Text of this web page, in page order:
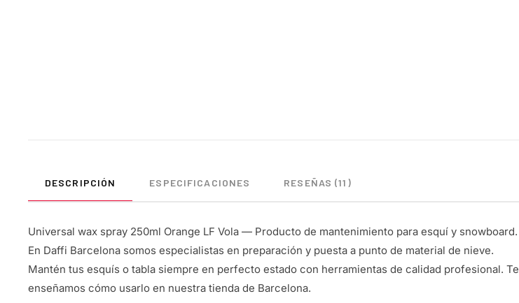
DESCRIPCIÓN ESPECIFICACIONES RESEÑAS (11)
Universal wax spray 250ml Orange LF Vola — Producto de mantenimiento para esquí y snowboard.
En Daffi Barcelona somos especialistas en preparación y puesta a punto de material de nieve.
Mantén tus esquís o tabla siempre en perfecto estado con herramientas de calidad profesional. Te
enseñamos cómo usarlo en nuestra tienda de Barcelona.